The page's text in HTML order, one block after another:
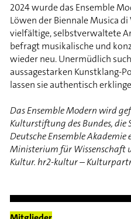
2024 wurde das Ensemble
Löwen der Biennale Musica
vielfältige, selbstverwaltete
befragt musikalische und
wieder neu. Unermüdlich
aussagestarken Kunstklang-
lassen sie authentisch
Das Ensemble Modern wird
Kulturstiftung des Bundes,
Deutsche Ensemble Akademie
Ministerium für Wissenschaft
Kultur. hr2-kultur –